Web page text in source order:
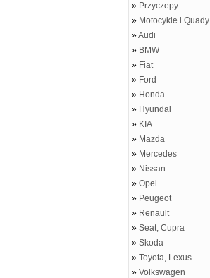
» Przyczepy
» Motocykle i Quady
»Audi
» BMW
» Fiat
» Ford
» Honda
» Hyundai
» KIA
» Mazda
» Mercedes
» Nissan
» Opel
» Peugeot
» Renault
» Seat, Cupra
» Skoda
» Toyota, Lexus
» Volkswagen